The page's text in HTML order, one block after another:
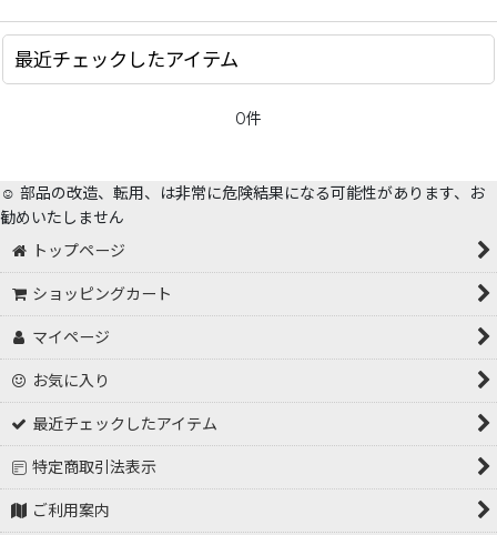
最近チェックしたアイテム
0件
☺️ 部品の改造、転用、は非常に危険結果になる可能性があります、お
勧めいたしません
トップページ
ショッピングカート
マイページ
お気に入り
最近チェックしたアイテム
特定商取引法表示
ご利用案内